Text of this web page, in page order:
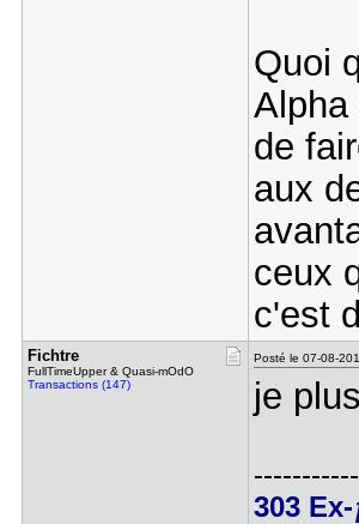
Quoi
Alpha
de
aux
ceux
c'est
Fichtre
FullTimeUpper & Quasi-mOdO
Transactions (147)
Posté le 07-08-
je
303